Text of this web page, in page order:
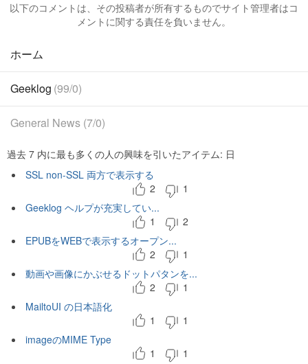
以下のコメントは、その投稿者が所有するものでサイト管理者はコ
メントに関する責任を負いません。
ホーム
Geeklog (99/0)
General News (7/0)
過去 7 内に最も多くの人の興味を引いたアイテム: 日
SSL non-SSL 両方で表示する
2
1
Geeklog ヘルプが充実してい...
1
2
EPUBをWEBで表示するオープン...
2
1
動画や画像にかぶせるドットパタンを...
2
1
MailtoUI の日本語化
1
1
imageのMIME Type
1
1